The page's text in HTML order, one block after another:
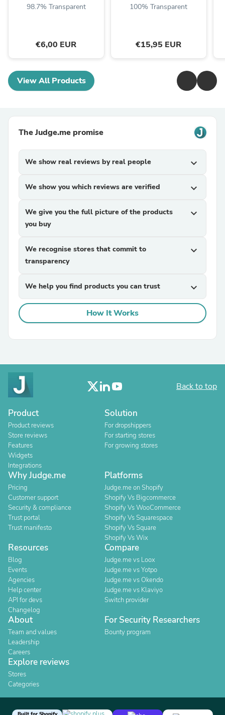
98.7% Transparent
€6,00 EUR
100% Transparent
€15,95 EUR
View All Products
The Judge.me promise
We show real reviews by real people expand_more
We show you which reviews are verified expand_more
We give you the full picture of the products
you buy
expand_more
We recognise stores that commit to
transparency
expand_more
We help you find products you can trust expand_more
How It Works
Back to top
Product
Product reviews
Store reviews
Features
Widgets
Integrations
Solution
For dropshippers
For starting stores
For growing stores
Why Judge.me
Pricing
Customer support
Security & compliance
Trust portal
Trust manifesto
Platforms
Judge.me on Shopify
Shopify Vs Bigcommerce
Shopify Vs WooCommerce
Shopify Vs Squarespace
Shopify Vs Square
Shopify Vs Wix
Resources
Blog
Events
Agencies
Help center
API for devs
Changelog
Compare
Judge.me vs Loox
Judge.me vs Yotpo
Judge.me vs Okendo
Judge.me vs Klaviyo
Switch provider
About
Team and values
Leadership
Careers
For Security Researchers
Bounty program
Explore reviews
Stores
Categories